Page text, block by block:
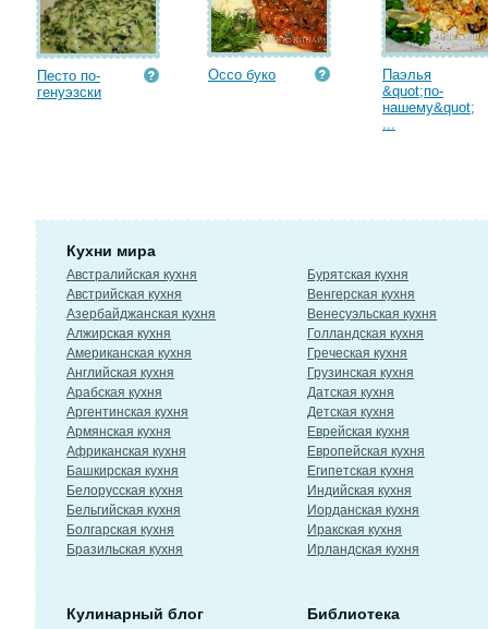
Песто по-
генуэзски
Оссо буко
Паэлья
&quot;по-
нашему&quot;
...
Кухни мира
Австралийская кухня
Австрийская кухня
Азербайджанская кухня
Алжирская кухня
Американская кухня
Английская кухня
Арабская кухня
Аргентинская кухня
Армянская кухня
Африканская кухня
Башкирская кухня
Белорусская кухня
Бельгийская кухня
Болгарская кухня
Бразильская кухня
Бурятская кухня
Венгерская кухня
Венесуэльская кухня
Голландская кухня
Греческая кухня
Грузинская кухня
Датская кухня
Детская кухня
Еврейская кухня
Европейская кухня
Египетская кухня
Индийская кухня
Иорданская кухня
Иракская кухня
Ирландская кухня
Кулинарный блог Библиотека